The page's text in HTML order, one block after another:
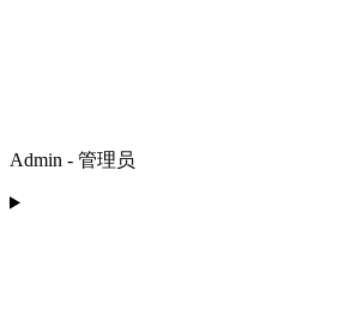
Admin - 管理员